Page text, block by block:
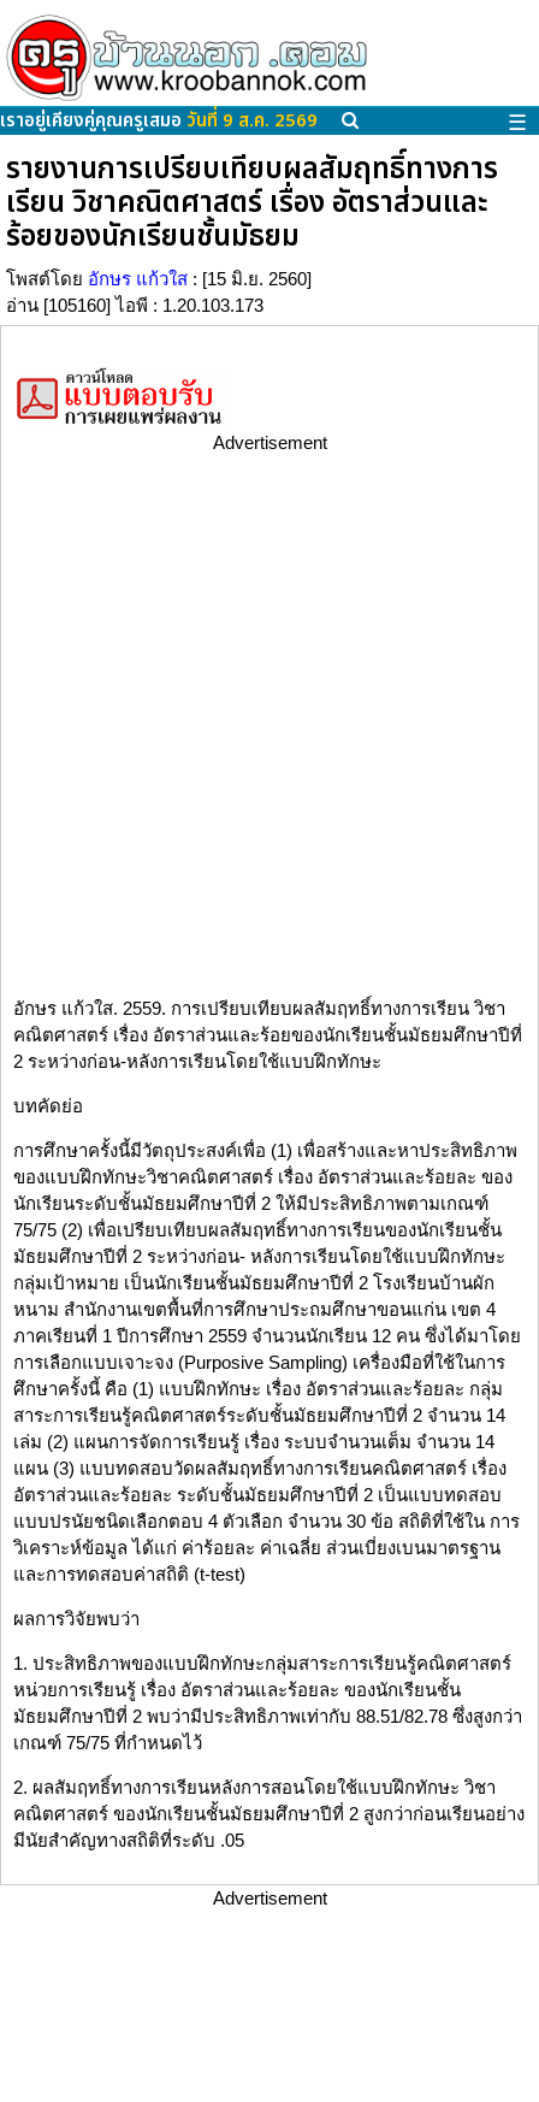
เราอยู่เคียงคู่คุณครูเสมอ วันที่ 9 ส.ค. 2569 ☰
รายงานการเปรียบเทียบผลสัมฤทธิ์ทางการ
เรียน วิชาคณิตศาสตร์ เรื่อง อัตราส่วนและ
ร้อยของนักเรียนชั้นมัธยม
โพสต์โดย อักษร แก้วใส : [15 มิ.ย. 2560]
อ่าน [105160] ไอพี : 1.20.103.173
Advertisement
อักษร แก้วใส. 2559. การเปรียบเทียบผลสัมฤทธิ์ทางการเรียน วิชา
คณิตศาสตร์ เรื่อง อัตราส่วนและร้อยของนักเรียนชั้นมัธยมศึกษาปีที่
2 ระหว่างก่อน-หลังการเรียนโดยใช้แบบฝึกทักษะ
บทคัดย่อ
การศึกษาครั้งนี้มีวัตถุประสงค์เพื่อ (1) เพื่อสร้างและหาประสิทธิภาพ
ของแบบฝึกทักษะวิชาคณิตศาสตร์ เรื่อง อัตราส่วนและร้อยละ ของ
นักเรียนระดับชั้นมัธยมศึกษาปีที่ 2 ให้มีประสิทธิภาพตามเกณฑ์
75/75 (2) เพื่อเปรียบเทียบผลสัมฤทธิ์ทางการเรียนของนักเรียนชั้น
มัธยมศึกษาปีที่ 2 ระหว่างก่อน- หลังการเรียนโดยใช้แบบฝึกทักษะ
กลุ่มเป้าหมาย เป็นนักเรียนชั้นมัธยมศึกษาปีที่ 2 โรงเรียนบ้านผัก
หนาม สำนักงานเขตพื้นที่การศึกษาประถมศึกษาขอนแก่น เขต 4
ภาคเรียนที่ 1 ปีการศึกษา 2559 จำนวนนักเรียน 12 คน ซึ่งได้มาโดย
การเลือกแบบเจาะจง (Purposive Sampling) เครื่องมือที่ใช้ในการ
ศึกษาครั้งนี้ คือ (1) แบบฝึกทักษะ เรื่อง อัตราส่วนและร้อยละ กลุ่ม
สาระการเรียนรู้คณิตศาสตร์ระดับชั้นมัธยมศึกษาปีที่ 2 จำนวน 14
เล่ม (2) แผนการจัดการเรียนรู้ เรื่อง ระบบจำนวนเต็ม จำนวน 14
แผน (3) แบบทดสอบวัดผลสัมฤทธิ์ทางการเรียนคณิตศาสตร์ เรื่อง
อัตราส่วนและร้อยละ ระดับชั้นมัธยมศึกษาปีที่ 2 เป็นแบบทดสอบ
แบบปรนัยชนิดเลือกตอบ 4 ตัวเลือก จำนวน 30 ข้อ สถิติที่ใช้ใน การ
วิเคราะห์ข้อมูล ได้แก่ ค่าร้อยละ ค่าเฉลี่ย ส่วนเบี่ยงเบนมาตรฐาน
และการทดสอบค่าสถิติ (t-test)
ผลการวิจัยพบว่า
1. ประสิทธิภาพของแบบฝึกทักษะกลุ่มสาระการเรียนรู้คณิตศาสตร์
หน่วยการเรียนรู้ เรื่อง อัตราส่วนและร้อยละ ของนักเรียนชั้น
มัธยมศึกษาปีที่ 2 พบว่ามีประสิทธิภาพเท่ากับ 88.51/82.78 ซึ่งสูงกว่า
เกณฑ์ 75/75 ที่กำหนดไว้
2. ผลสัมฤทธิ์ทางการเรียนหลังการสอนโดยใช้แบบฝึกทักษะ วิชา
คณิตศาสตร์ ของนักเรียนชั้นมัธยมศึกษาปีที่ 2 สูงกว่าก่อนเรียนอย่าง
มีนัยสำคัญทางสถิติที่ระดับ .05
Advertisement